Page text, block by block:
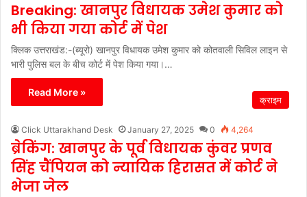
Breaking: खानपुर विधायक उमेश कुमार को
भी किया गया कोर्ट में पेश
क्लिक उत्तराखंड:-(ब्यूरो) खानपुर विधायक उमेश कुमार को कोतवाली सिविल लाइन से
भारी पुलिस बल के बीच कोर्ट में पेश किया गया।…
Read More »
क्राइम
Click Uttarakhand Desk January 27, 2025 0 4,264
ब्रेकिंग: खानपुर के पूर्व विधायक कुंवर प्रणव
सिंह चैंपियन को न्यायिक हिरासत में कोर्ट ने
भेजा जेल